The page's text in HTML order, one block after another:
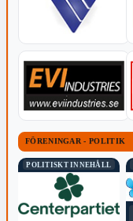
FÖRENINGAR - POLITIK
POLITISKT INNEHÅLL